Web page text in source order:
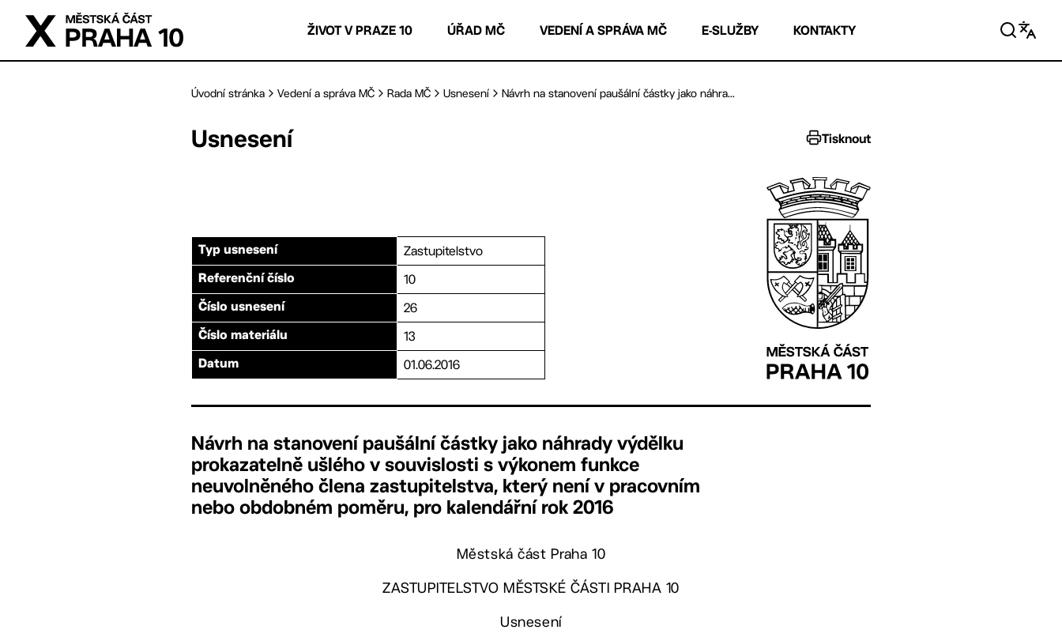
Přejít na hlavní obsah
ŽIVOT V PRAZE 10 ÚŘAD MČ VEDENÍ A SPRÁVA MČ E-SLUŽBY KONTAKTY
Úvodní stránka Vedení a správa MČ Rada MČ Usnesení Návrh na stanovení paušální částky jako náhra...
Usnesení Tisknout
Typ usnesení Zastupitelstvo
Referenční číslo 10
Číslo usnesení 26
Číslo materiálu 13
Datum 01.06.2016
Návrh na stanovení paušální částky jako náhrady výdělku
prokazatelně ušlého v souvislosti s výkonem funkce
neuvolněného člena zastupitelstva, který není v pracovním
nebo obdobném poměru, pro kalendářní rok 2016
Městská část Praha 10
ZASTUPITELSTVO MĚSTSKÉ ČÁSTI PRAHA 10
Usnesení